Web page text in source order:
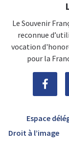
Le Souvenir
reconnue
vocation
pour la
Espace
Droit à l’image